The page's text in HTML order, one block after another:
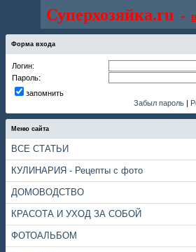
Суперхозяйка.ru -
Форма входа
Логин:
Пароль:
запомнить
Забыл пароль |
Меню сайта
ВСЕ СТАТЬИ
КУЛИНАРИЯ - Рецепты с фото
ДОМОВОДСТВО
КРАСОТА И УХОД ЗА СОБОЙ
ФОТОАЛЬБОМ